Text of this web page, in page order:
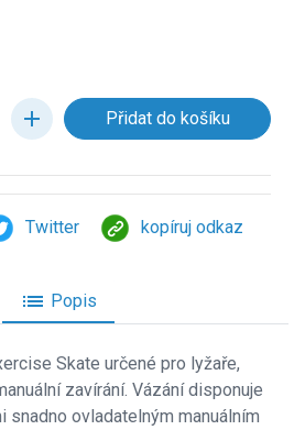
add
Twitter kopíruj odkaz
list Popis
Skate určené pro lyžaře,
zavírání. Vázání disponuje
snadno ovladatelným manuálním